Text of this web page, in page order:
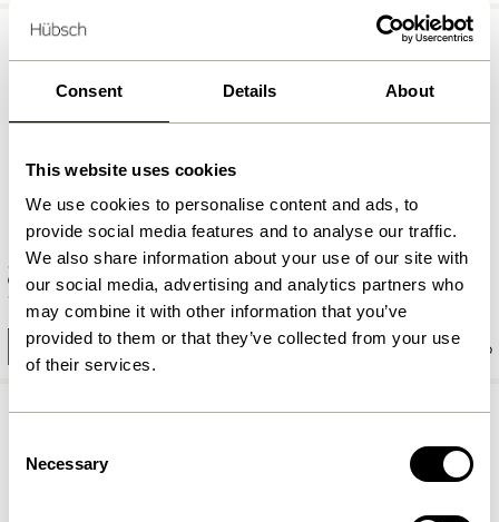
Consent Details About
This website uses cookies
We use cookies to personalise content and ads, to
provide social media features and to analyse our traffic.
We also share information about your use of our site with
our social media, advertising and analytics partners who
may combine it with other information that you’ve
provided to them or that they’ve collected from your use
of their services.
Selection
Necessary
Smile Skammel Burgundy/Grøn
1.149,00
Tilføj til kurv
BringMe Transportabel Lampe
Grøn
1.299,00 kr.
Tilføj til kurv